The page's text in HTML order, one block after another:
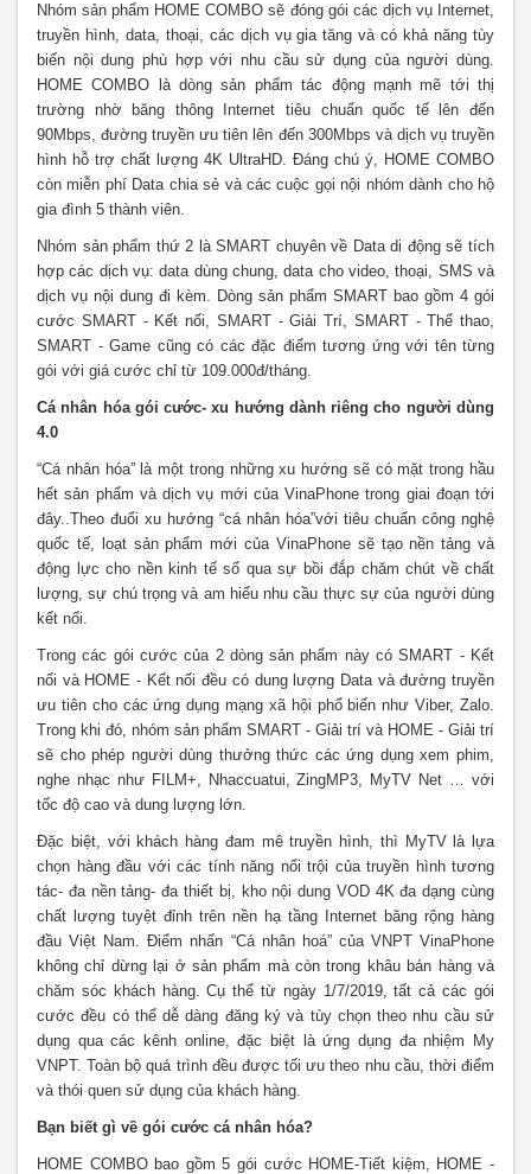
Nhóm sản phẩm HOME COMBO sẽ đóng gói các dịch vụ Internet,
truyền hình, data, thoại, các dịch vụ gia tăng và có khả năng tùy
biến nội dung phù hợp với nhu cầu sử dụng của người dùng.
HOME COMBO là dòng sản phẩm tác động mạnh mẽ tới thị
trường nhờ băng thông Internet tiêu chuẩn quốc tế lên đến
90Mbps, đường truyền ưu tiên lên đến 300Mbps và dịch vụ truyền
hình hỗ trợ chất lượng 4K UltraHD. Đáng chú ý, HOME COMBO
còn miễn phí Data chia sẻ và các cuộc gọi nội nhóm dành cho hộ
gia đình 5 thành viên.
Nhóm sản phẩm thứ 2 là SMART chuyên về Data di động sẽ tích
hợp các dịch vụ: data dùng chung, data cho video, thoại, SMS và
dịch vụ nội dung đi kèm. Dòng sản phẩm SMART bao gồm 4 gói
cước SMART - Kết nối, SMART - Giải Trí, SMART - Thể thao,
SMART - Game cũng có các đặc điểm tương ứng với tên từng
gói với giá cước chỉ từ 109.000đ/tháng.
Cá nhân hóa gói cước- xu hướng dành riêng cho người dùng
4.0
“Cá nhân hóa” là một trong những xu hướng sẽ có mặt trong hầu
hết sản phẩm và dịch vụ mới của VinaPhone trong giai đoạn tới
đây..Theo đuổi xu hướng “cá nhân hóa”với tiêu chuẩn công nghệ
quốc tế, loạt sản phẩm mới của VinaPhone sẽ tạo nền tảng và
động lực cho nền kinh tế số qua sự bồi đắp chăm chút về chất
lượng, sự chú trọng và am hiểu nhu cầu thực sự của người dùng
kết nối.
Trong các gói cước của 2 dòng sản phẩm này có SMART - Kết
nối và HOME - Kết nối đều có dung lượng Data và đường truyền
ưu tiên cho các ứng dụng mạng xã hội phổ biến như Viber, Zalo.
Trong khi đó, nhóm sản phẩm SMART - Giải trí và HOME - Giải trí
sẽ cho phép người dùng thưởng thức các ứng dụng xem phim,
nghe nhạc như FILM+, Nhaccuatui, ZingMP3, MyTV Net … với
tốc độ cao và dung lượng lớn.
Đặc biệt, với khách hàng đam mê truyền hình, thì MyTV là lựa
chọn hàng đầu với các tính năng nổi trội của truyền hình tương
tác- đa nền tảng- đa thiết bị, kho nội dung VOD 4K đa dạng cùng
chất lượng tuyệt đỉnh trên nền hạ tầng Internet băng rộng hàng
đầu Việt Nam. Điểm nhấn “Cá nhân hoá” của VNPT VinaPhone
không chỉ dừng lại ở sản phẩm mà còn trong khâu bán hàng và
chăm sóc khách hàng. Cụ thể từ ngày 1/7/2019, tất cả các gói
cước đều có thể dễ dàng đăng ký và tùy chọn theo nhu cầu sử
dụng qua các kênh online, đặc biệt là ứng dụng đa nhiệm My
VNPT. Toàn bộ quá trình đều được tối ưu theo nhu cầu, thời điểm
và thói quen sử dụng của khách hàng.
Bạn biết gì về gói cước cá nhân hóa?
HOME COMBO bao gồm 5 gói cước HOME-Tiết kiệm, HOME -